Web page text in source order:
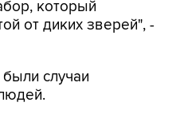
случаи
медведь загрыз